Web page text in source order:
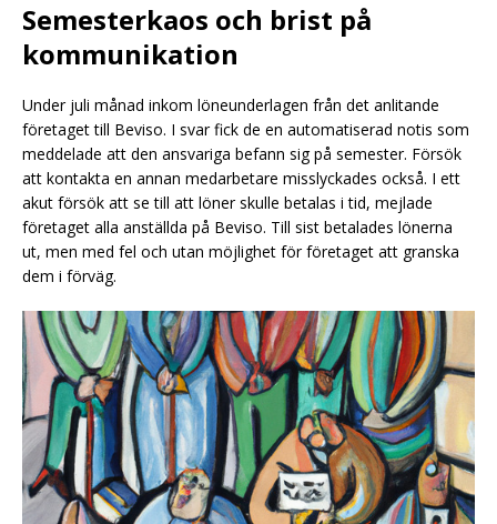
Semesterkaos och brist på
kommunikation
Under juli månad inkom löneunderlagen från det anlitande
företaget till Beviso. I svar fick de en automatiserad notis som
meddelade att den ansvariga befann sig på semester. Försök
att kontakta en annan medarbetare misslyckades också. I ett
akut försök att se till att löner skulle betalas i tid, mejlade
företaget alla anställda på Beviso. Till sist betalades lönerna
ut, men med fel och utan möjlighet för företaget att granska
dem i förväg.